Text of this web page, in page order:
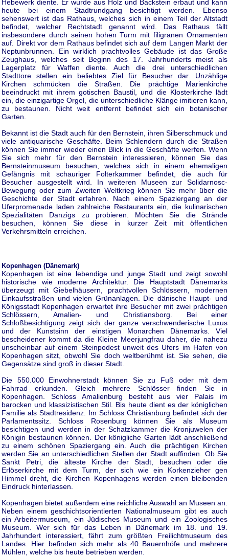
Hebewerk diente. Er wurde aus Holz und Backstein erbaut und kann
heute bei einem Stadtrundgang besichtigt werden. Ebenso
sehenswert ist das Rathaus, welches sich in einem Teil der Altstadt
befindet, welcher Rechtstadt genannt wird. Das Rathaus fällt
insbesondere durch seinen hohen Turm mit filigranen Ornamenten
auf. Direkt vor dem Rathaus befindet sich auf dem Langen Markt der
Neptunbrunnen. Ein wirklich prachtvolles Gebäude ist das Große
Zeughaus, welches seit Beginn des 17. Jahrhunderts meist als
Lagerplatz für Waffen diente. Auch die drei unterschiedlichen
Stadttore stellen ein beliebtes Ziel für Besucher dar. Unzählige
Kirchen schmücken die Straßen. Die prächtige Marienkirche
beeindruckt mit ihrem gotischen Baustil, und die Klosterkirche lädt
ein, die einzigartige Orgel, die unterschiedliche Klänge imitieren kann,
zu bestaunen. Nicht weit entfernt befindet sich ein botanischer
Garten.
Bekannt ist die Stadt auch für den Bernstein, ihren Silberschmuck und
viele antiquarische Geschäfte. Beim Schlendern durch die Straßen
können Sie immer wieder einen Blick in die Geschäfte werfen. Wenn
Sie sich mehr für den Bernstein interessieren, können Sie das
Bernsteinmuseum besuchen, welches sich in einem ehemaligen
Gefängnis mit schauriger Folterkammer befindet, die auch für
Besucher ausgestellt wird. In weiteren Museen zur Solidarnosc-
Bewegung oder zum Zweiten Weltkrieg können Sie mehr über die
Geschichte der Stadt erfahren. Nach einem Spaziergang an der
Uferpromenade laden zahlreiche Restaurants ein, die kulinarischen
Spezialitäten Danzigs zu probieren. Möchten Sie die Strände
besuchen, können Sie diese in kurzer Zeit mit öffentlichen
Verkehrsmitteln erreichen.
Kopenhagen (Dänemark)
Kopenhagen ist eine lebendige und junge Stadt und zeigt sowohl
historische wie moderne Architektur. Die Hauptstadt Dänemarks
überzeugt mit Giebelhäusern, prachtvollen Schlössern, modernen
Einkaufsstraßen und vielen Grünanlagen. Die dänische Haupt- und
Königsstadt Kopenhagen erwartet ihre Besucher mit zwei prächtigen
Schlössern, Amalien- und Christiansborg. Bei einer
Schloßbesichtigung zeigt sich der ganze verschwenderische Luxus
und der Kunstsinn der einstigen Monarchen Dänemarks. Viel
bescheidener kommt da die Kleine Meerjungfrau daher, die nahezu
unscheinbar auf einem Steinpodest unweit des Ufers im Hafen von
Kopenhagen sitzt, obwohl Sie doch weltberühmt ist. Sie sehen, die
Gegensätze sind groß in dieser Stadt.
Die 550.000 Einwohnerstadt können Sie zu Fuß oder mit dem
Fahrrad erkunden. Gleich mehrere Schlösser finden Sie in
Kopenhagen. Schloss Amalienburg besteht aus vier Palais im
barocken und klassizistischen Stil. Bis heute dient es der königlichen
Familie als Stadtresidenz. Im Schloss Christianburg befindet sich der
Parlamentssitz. Schloss Rosenburg können Sie als Museum
besichtigen und werden in der Schatzkammer die Kronjuwelen der
Königin bestaunen können. Der königliche Garten lädt anschließend
zu einem schönen Spaziergang ein. Auch die prächtigen Kirchen
werden Sie an unterschiedlichen Stellen der Stadt auffinden. Ob Sie
Sankt Petri, die älteste Kirche der Stadt, besuchen oder die
Erlöserkirche mit dem Turm, der sich wie ein Korkenzieher gen
Himmel dreht, die Kirchen Kopenhagens werden einen bleibenden
Eindruck hinterlassen.
Kopenhagen bietet außerdem eine reichliche Auswahl an Museen an.
Neben einem geschichtsorientierten Nationalmuseum gibt es auch
ein Arbeitermuseum, ein Jüdisches Museum und ein Zoologisches
Museum. Wer sich für das Leben in Dänemark im 18. und 19.
Jahrhundert interessiert, fährt zum größten Freilichtmuseum des
Landes. Hier befinden sich mehr als 40 Bauernhöfe und mehrere
Mühlen, welche bis heute betrieben werden.